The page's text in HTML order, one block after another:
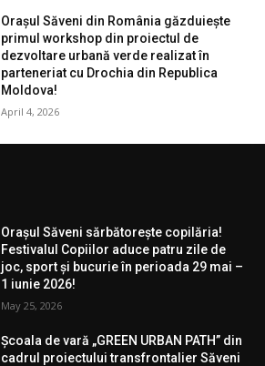
Orașul Săveni din România găzduiește
primul workshop din proiectul de
dezvoltare urbană verde realizat în
parteneriat cu Drochia din Republica
Moldova!
April 4, 2026
Orașul Săveni sărbătorește copilăria!
Festivalul Copiilor aduce patru zile de
joc, sport și bucurie în perioada 29 mai –
1 iunie 2026!
May 25, 2026
Școala de vară „GREEN URBAN PATH” din
cadrul proiectului transfrontalier Săveni